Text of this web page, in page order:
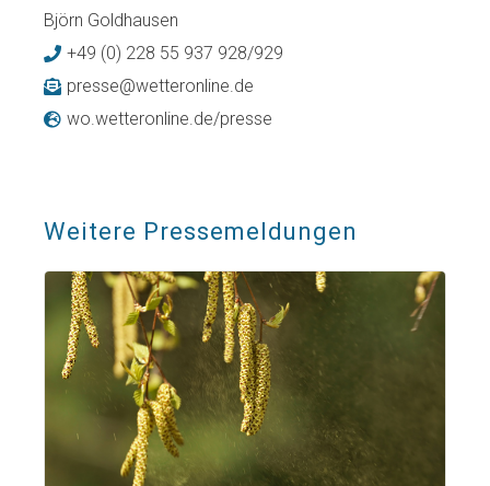
Björn Goldhausen
+49 (0) 228 55 937 928/929
presse@wetteronline.de
wo.wetteronline.de/presse
Weitere Pressemeldungen